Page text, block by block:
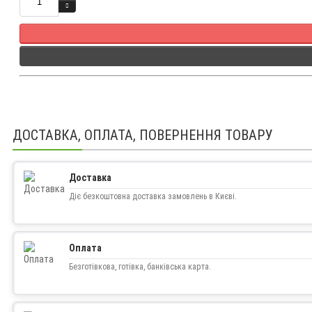
ДОСТАВКА, ОПЛАТА, ПОВЕРНЕННЯ ТОВАРУ
Доставка
Діє безкоштовна доставка замовлень в Києві.
Оплата
Безготівкова, готівка, банківська карта.